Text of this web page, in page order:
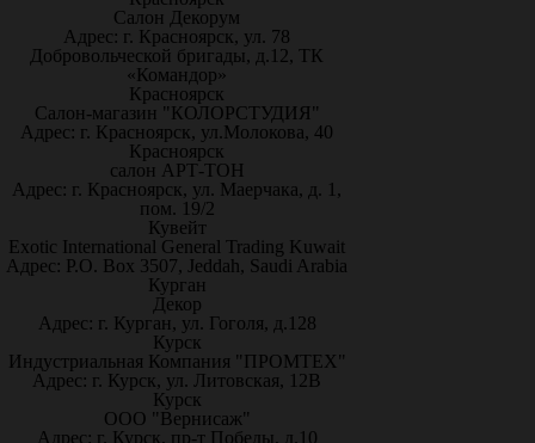
Салон Декорум
Адрес: г. Красноярск, ул. 78
Добровольческой бригады, д.12, ТК
«Командор»
Красноярск
Салон-магазин "КОЛОРСТУДИЯ"
Адрес: г. Красноярск, ул.Молокова, 40
Красноярск
салон АРТ-ТОН
Адрес: г. Красноярск, ул. Маерчака, д. 1,
пом. 19/2
Кувейт
Exotic International General Trading Kuwait
Адрес: P.O. Box 3507, Jeddah, Saudi Arabia
Курган
Декор
Адрес: г. Курган, ул. Гоголя, д.128
Курск
Индустриальная Компания "ПРОМТЕХ"
Адрес: г. Курск, ул. Литовская, 12В
Курск
ООО "Вернисаж"
Адрес: г. Курск, пр-т Победы, д.10